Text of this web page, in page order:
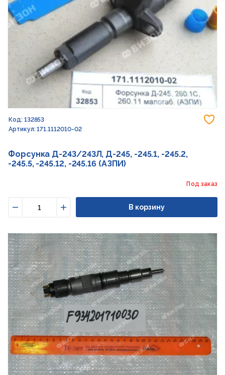
Код: 132853
Артикул: 171.1112010-02
Форсунка Д-243/243Л, Д-245, -245.1, -245.2,
-245.5, -245.12, -245.16 (АЗПИ)
Под заказ
Увеличить
В корзину